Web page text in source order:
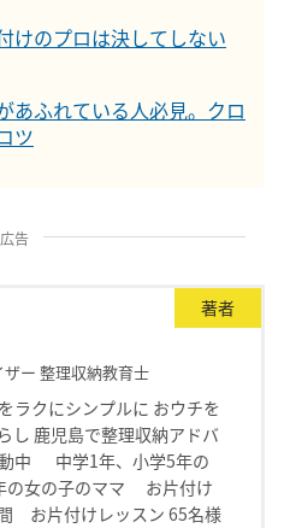
けのプロは決してしない
あふれている人必見。クロ
ツ
広告
著者
ー 整理収納教育士
ラクにシンプルに おウチを
し 鹿児島で整理収納アドバ
中 中学1年、小学5年の
の女の子のママ お片付け
お片付けレッスン 65名様